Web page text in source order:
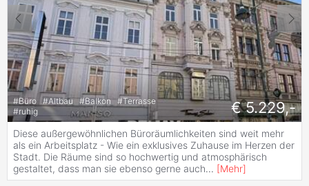
#Büro #Altbau #Balkon #Terrasse
#ruhig € 5.229,-
Diese außergewöhnlichen Büroräumlichkeiten sind weit mehr
als ein Arbeitsplatz - Wie ein exklusives Zuhause im Herzen der
Stadt. Die Räume sind so hochwertig und atmosphärisch
gestaltet, dass man sie ebenso gerne auch... [Mehr]